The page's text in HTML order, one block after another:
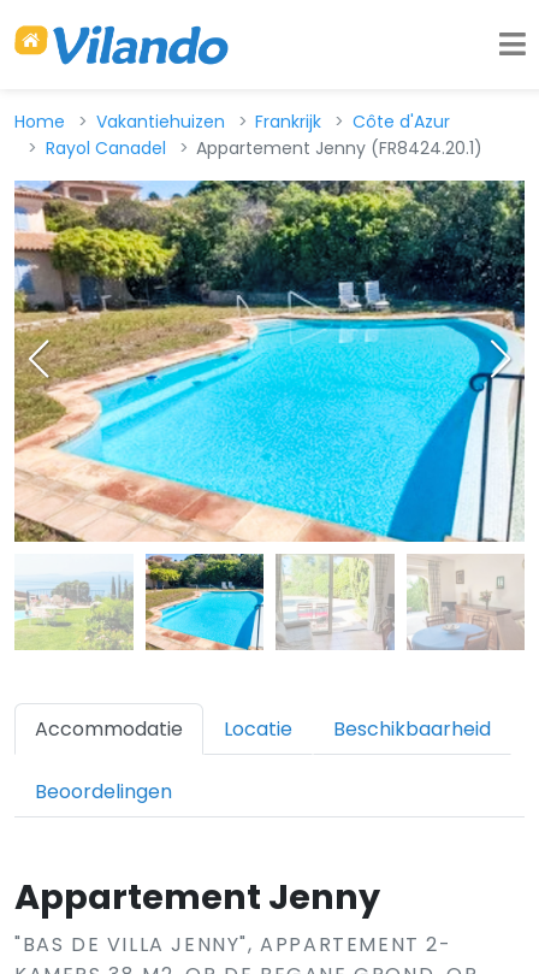
Home Vakantiehuizen Frankrijk
Côte d'Azur
Rayol Canadel
Appartement Jenny (FR8424.20.1)
Accommodatie Locatie Beschikbaarheid
Beoordelingen
Appartement Jenny
"BAS DE VILLA JENNY", APPARTEMENT 2-